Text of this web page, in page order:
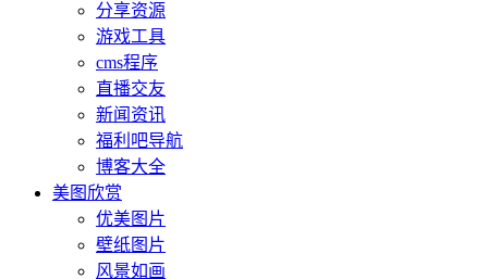
分享资源
游戏工具
cms程序
直播交友
新闻资讯
福利吧导航
博客大全
美图欣赏
优美图片
壁纸图片
风景如画